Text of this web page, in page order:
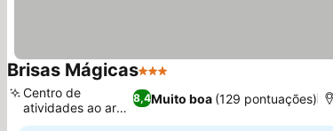
Brisas Mágicas3 Estrelas
8,4Muito boa (129 pontuações)
Centro de
atividades ao ar
livre